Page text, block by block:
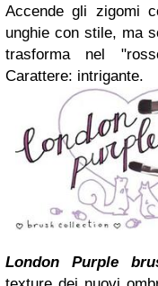
Accende gli zigomi
unghie con stile, ma
trasforma nel
Carattere: intrigante.
London Purple